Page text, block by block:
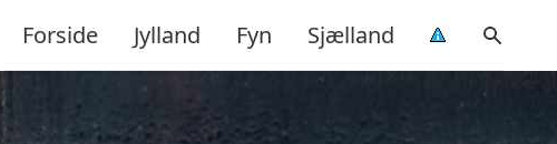
Forside Jylland Fyn Sjælland